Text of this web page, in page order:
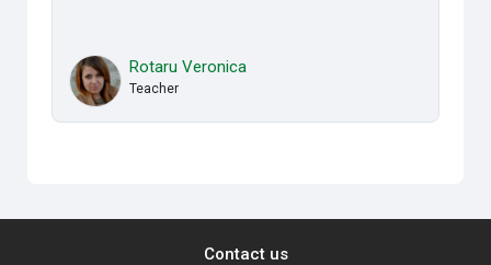
Rotaru Veronica
Teacher
Contact us